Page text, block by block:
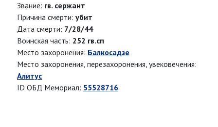
Звание: гв. сержант
Причина смерти: убит
Дата смерти: 7/28/44
Воинская часть: 252 гв.сп
Место захоронения: Балкосадзе
Место захоронения, перезахоронения, увековечения:
Алитус
ID ОБД Мемориал: 55528716